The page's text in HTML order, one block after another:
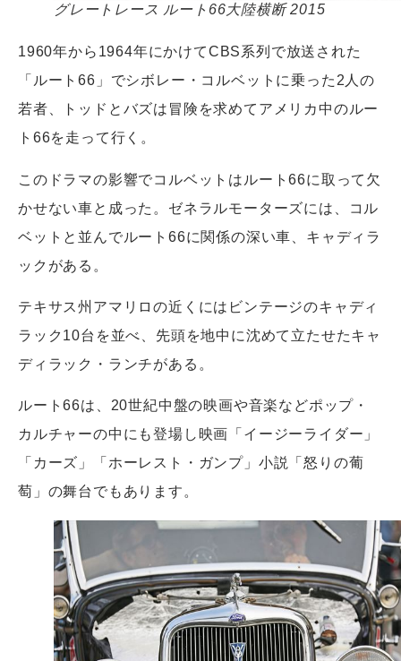
グレートレース ルート66大陸横断 2015
1960年から1964年にかけてCBS系列で放送された
「ルート66」でシボレー・コルベットに乗った2人の
若者、トッドとバズは冒険を求めてアメリカ中のルー
ト66を走って行く。
このドラマの影響でコルベットはルート66に取って欠
かせない車と成った。ゼネラルモーターズには、コル
ベットと並んでルート66に関係の深い車、キャディラ
ックがある。
テキサス州アマリロの近くにはビンテージのキャディ
ラック10台を並べ、先頭を地中に沈めて立たせたキャ
ディラック・ランチがある。
ルート66は、20世紀中盤の映画や音楽などポップ・
カルチャーの中にも登場し映画「イージーライダー」
「カーズ」「ホーレスト・ガンプ」小説「怒りの葡
萄」の舞台でもあります。